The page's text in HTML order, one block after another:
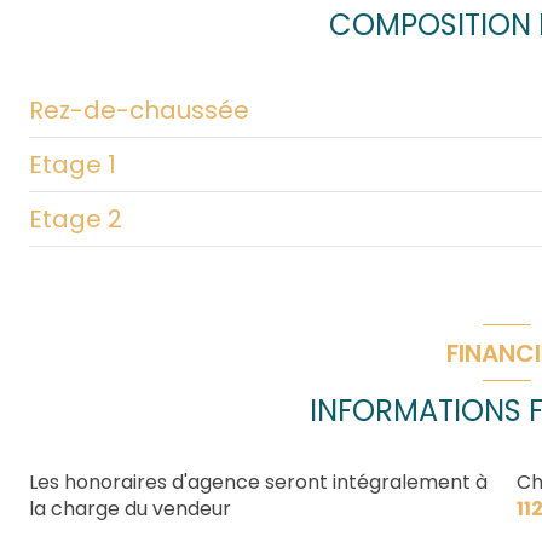
COMPOSITION
Rez-de-chaussée
entrée
Dégagement
Etage 1
Dégagement
dressing
Etage 2
INFORMATIONS
Les honoraires d'agence seront intégralement à
la charge du vendeur